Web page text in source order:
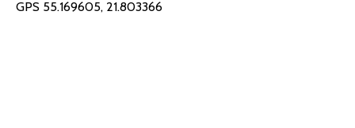
GPS 55.169605, 21.803366